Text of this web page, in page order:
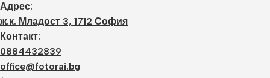
Адрес:
ж.к. Младост 3, 1712 София
Контакт:
0884432839
office@fotorai.bg